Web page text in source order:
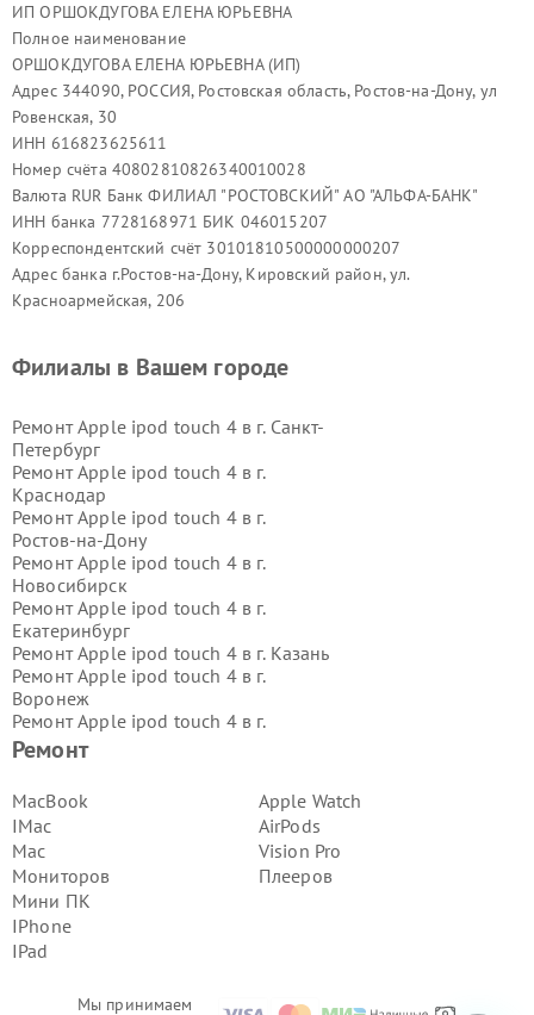
ИП ОРШОКДУГОВА ЕЛЕНА ЮРЬЕВНА
Полное наименование
ОРШОКДУГОВА ЕЛЕНА ЮРЬЕВНА (ИП)
Адрес 344090, РОССИЯ, Ростовская область, Ростов-на-Дону, ул
Ровенская, 30
ИНН 616823625611
Номер счёта 40802810826340010028
Валюта RUR Банк ФИЛИАЛ "РОСТОВСКИЙ" АО "АЛЬФА-БАНК"
ИНН банка 7728168971 БИК 046015207
Корреспондентский счёт 30101810500000000207
Адрес банка г.Ростов-на-Дону, Кировский район, ул.
Красноармейская, 206
Мы принимаем
Ремонт
MacBook
IMac
Mac
Мониторов
Мини ПК
IPhone
IPad
Apple Watch
AirPods
Vision Pro
Плееров
Филиалы в Вашем городе
Ремонт Apple ipod touch 4 в г. Санкт-
Петербург
Ремонт Apple ipod touch 4 в г.
Краснодар
Ремонт Apple ipod touch 4 в г.
Ростов-на-Дону
Ремонт Apple ipod touch 4 в г.
Новосибирск
Ремонт Apple ipod touch 4 в г.
Екатеринбург
Ремонт Apple ipod touch 4 в г. Казань
Ремонт Apple ipod touch 4 в г.
Воронеж
Ремонт Apple ipod touch 4 в г.
Волгоград
Ремонт Apple ipod touch 4 в г.
Пермь
Ремонт Apple ipod touch 4 в г.
Красноярск
Ремонт Apple ipod touch 4 в г.
Ижевск
Ремонт Apple ipod touch 4 в г.
Челябинск
Ремонт Apple ipod touch 4 в г.
Ремонт Apple ipod touch 4 в г.